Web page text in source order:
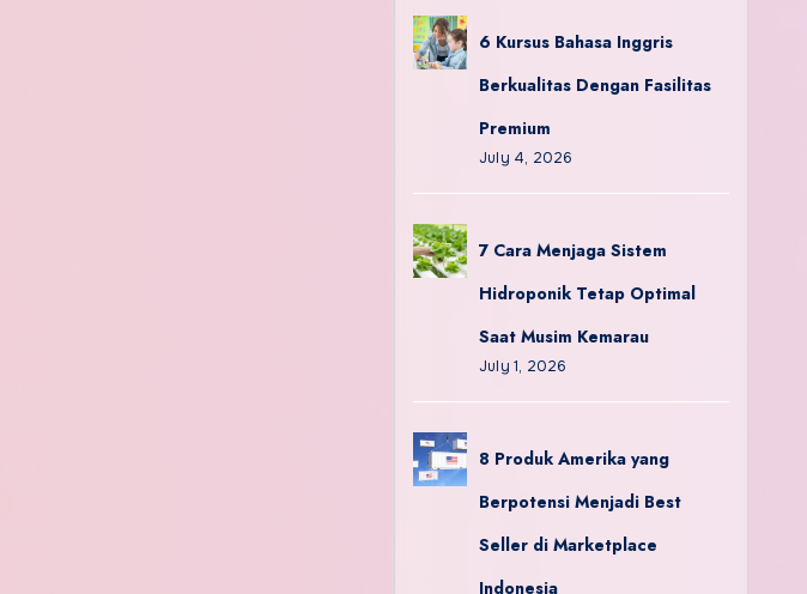
6 Kursus Bahasa Inggris
Berkualitas Dengan Fasilitas
Premium
July 4, 2026
7 Cara Menjaga Sistem
Hidroponik Tetap Optimal
Saat Musim Kemarau
July 1, 2026
8 Produk Amerika yang
Berpotensi Menjadi Best
Seller di Marketplace
Indonesia